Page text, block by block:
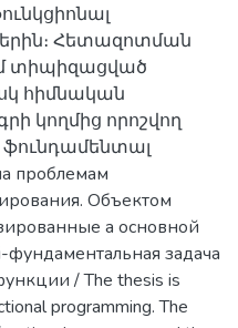
Հետազոտման
տիպիզացված
հիմնական
կողմից որոշվող
проблемам
Объектом
a основной
задача
/ The thesis is
programming. The